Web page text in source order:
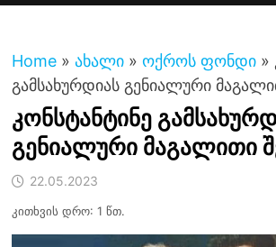
Home » ახალი » ოქროს ფონდი »
გამსახურდიას გენიალური
კონსტანტინე
გენიალური მაგალითი
22.05.2023
კითხვის დრო: 1 წთ.